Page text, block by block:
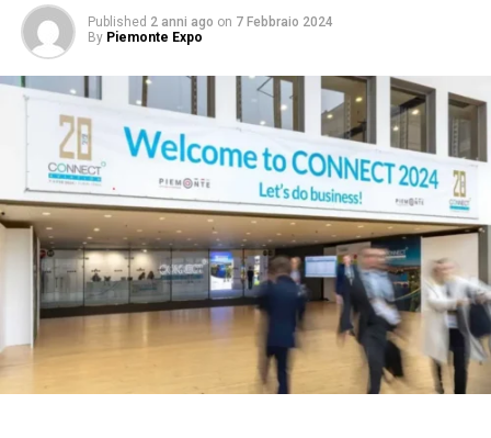
Published 2 anni ago on 7 Febbraio 2024
By Piemonte Expo